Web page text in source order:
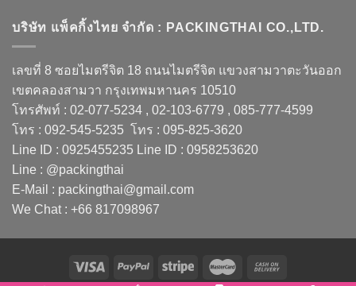
บริษัท แพ็คกิ้งไทย จำกัด : PACKINGTHAI CO.,LTD.
เลขที่ 8 ซอยไมตรีจิต 18 ถนนไมตรีจิต แขวงสามวาตะวันออก
เขตคลองสามวา กรุงเทพมหานคร 10510
โทรศัพท์ : 02-077-5234 , 02-103-6779 , 085-777-4599
โทร : 092-545-5235 โทร : 095-825-3620
Line ID : 0925455235 Line ID : 0958253620
Line : @packingthai
E-Mail : packingthai@gmail.com
We Chat : +66 817098967